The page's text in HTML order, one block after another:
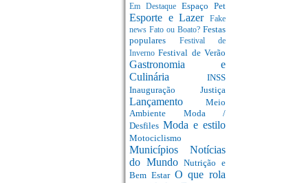
Em Destaque Espaço Pet
Esporte e Lazer
Fake
news Fato ou Boato? Festas
populares
Festival de
InvernoFestival de Verão
Gastronomia e
Culinária INSS
Inauguração Justiça
Lançamento Meio
Ambiente Moda /
Desfiles Moda e estilo
Motociclismo
Municípios Notícias
do MundoNutrição e
Bem Estar O que rola